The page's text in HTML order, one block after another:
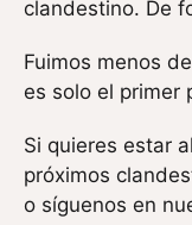
clandestino. De
Fuimos menos
es solo el primer
Si quieres estar
próximos
o síguenos en